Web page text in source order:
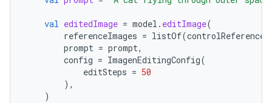
val editedImage = model . editImage(
referenceImages = listOf(controlReference
prompt = prompt,
config = ImagenEditingConfig(
editSteps = 50
),
)